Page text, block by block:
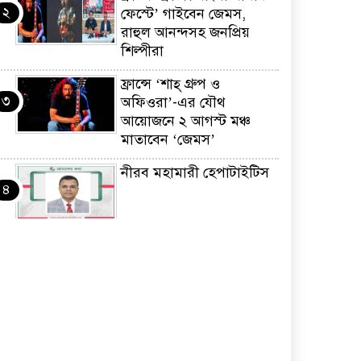
২
ফেস্টে’ গাইবেন জেমস,
রাহুল আনন্দসহ জনপ্রিয়
শিল্পীরা
৩
ফ্রান্সে ‘শাহ্ গ্রুপ ও
অফিওরা’-এর যৌথ
আয়োজনে ২ আগস্ট মঞ্চ
মাতাবেন ‘জেমস’
৪
নীরব মহামারী হেপাটাইটিস